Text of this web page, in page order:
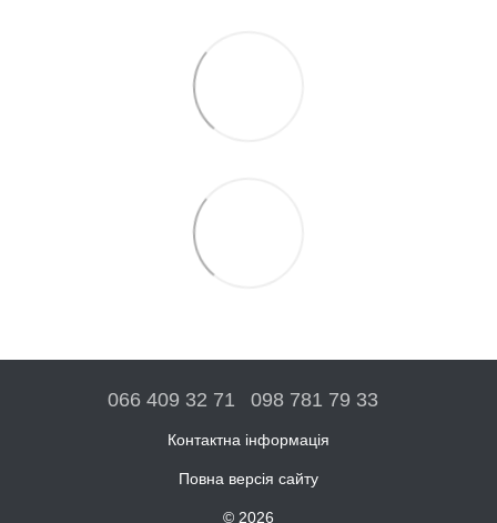
066 409 32 71 098 781 79 33
Контактна інформація
Повна версія сайту
© 2026